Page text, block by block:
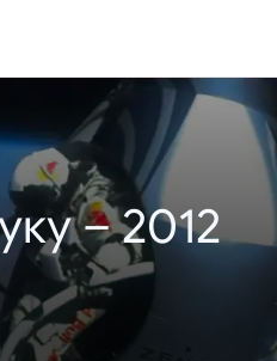
– 2012